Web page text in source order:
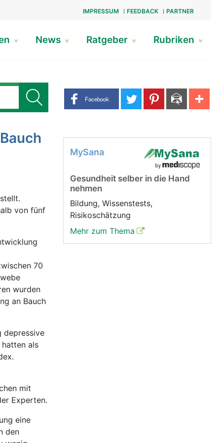
IMPRESSUM FEEDBACK PARTNER
News Ratgeber Rubriken
Share buttons
Facebook
von fünf
70
wurden
an Bauch
depressive
als
mit
Experten.
eine
den
MySana
Gesundheit selber in die Hand
nehmen
Bildung, Wissenstests,
Risikoschätzung
Mehr zum Thema